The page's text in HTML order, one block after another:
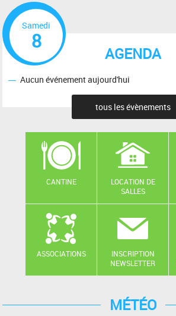
AGENDA
Samedi
8
Aucun événement aujourd'hui
tous les évènements
CANTINE
LOCATION DE
SALLES
ASSOCIATIONS
INSCRIPTION
NEWSLETTER
MÉTÉO